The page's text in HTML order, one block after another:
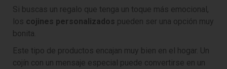
Si buscas un regalo que tenga un toque más emocional,
los cojines personalizados pueden ser una opción muy
bonita.
Este tipo de productos encajan muy bien en el hogar. Un
cojín con un mensaje especial puede convertirse en un